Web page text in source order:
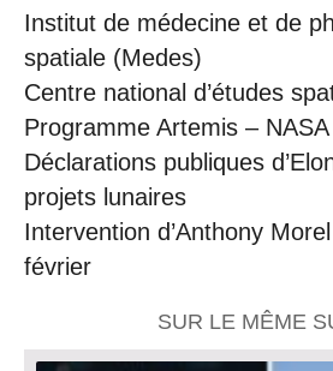
Institut de médecine et de
spatiale (Medes)
Centre national d’études
Programme Artemis – NASA
Déclarations publiques
projets lunaires
Intervention d’Anthony
février
SUR LE MÊME